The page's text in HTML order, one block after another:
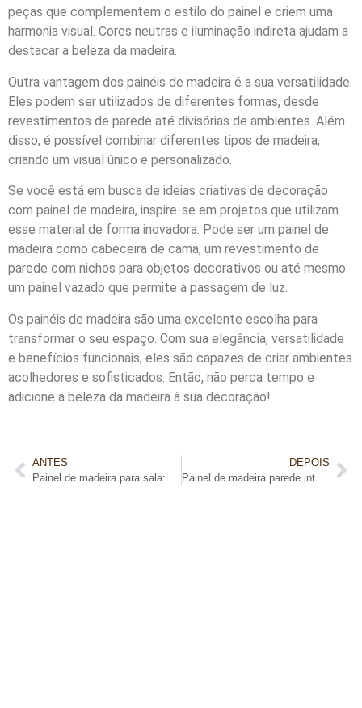
peças que complementem o estilo do painel e criem uma
harmonia visual. Cores neutras e iluminação indireta ajudam a
destacar a beleza da madeira.
Outra vantagem dos painéis de madeira é a sua versatilidade.
Eles podem ser utilizados de diferentes formas, desde
revestimentos de parede até divisórias de ambientes. Além
disso, é possível combinar diferentes tipos de madeira,
criando um visual único e personalizado.
Se você está em busca de ideias criativas de decoração
com painel de madeira, inspire-se em projetos que utilizam
esse material de forma inovadora. Pode ser um painel de
madeira como cabeceira de cama, um revestimento de
parede com nichos para objetos decorativos ou até mesmo
um painel vazado que permite a passagem de luz.
Os painéis de madeira são uma excelente escolha para
transformar o seu espaço. Com sua elegância, versatilidade
e benefícios funcionais, eles são capazes de criar ambientes
acolhedores e sofisticados. Então, não perca tempo e
adicione a beleza da madeira à sua decoração!
ANTES
Painel de madeira para sala: uma solução elegante e funcional
DEPOIS
Painel de madeira parede inteira: Ambiente com estilo